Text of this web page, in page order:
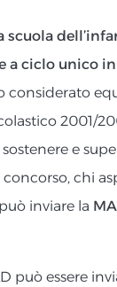
scuola
a ciclo unico
2001/
sostenere e
chi
inviare la
può essere